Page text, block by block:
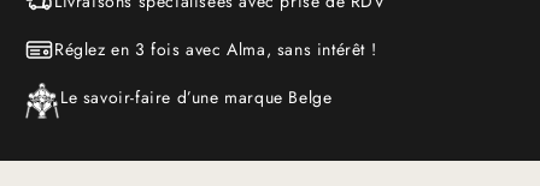
Réglez en 3 fois avec Alma, sans intérêt !
Le savoir-faire d’une marque Belge